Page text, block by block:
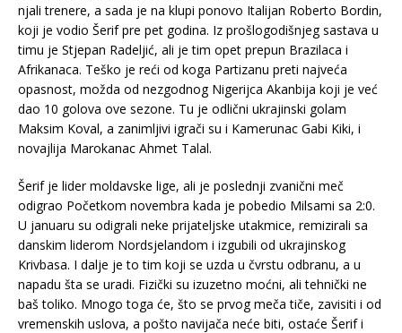
njali trenere, a sada je na klupi ponovo Italijan Roberto Bordin,
koji je vodio Šerif pre pet godina. Iz prošlogodišnjeg sastava u
timu je Stjepan Radeljić, ali je tim opet prepun Brazilaca i
Afrikanaca. Teško je reći od koga Partizanu preti najveća
opasnost, možda od nezgodnog Nigerijca Akanbija koji je već
dao 10 golova ove sezone. Tu je odlični ukrajinski golam
Maksim Koval, a zanimljivi igrači su i Kamerunac Gabi Kiki, i
novajlija Marokanac Ahmet Talal.
Šerif je lider moldavske lige, ali je poslednji zvanični meč
odigrao Početkom novembra kada je pobedio Milsami sa 2:0.
U januaru su odigrali neke prijateljske utakmice, remizirali sa
danskim liderom Nordsjelandom i izgubili od ukrajinskog
Krivbasa. I dalje je to tim koji se uzda u čvrstu odbranu, a u
napadu šta se uradi. Fizički su izuzetno moćni, ali tehnički ne
baš toliko. Mnogo toga će, što se prvog meča tiče, zavisiti i od
vremenskih uslova, a pošto navijača neće biti, ostaće Šerif i